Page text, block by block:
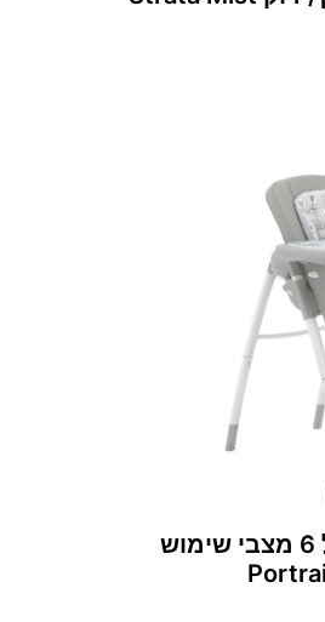
כסא אוכל מודולרי הכולל 6 מצבי שימוש